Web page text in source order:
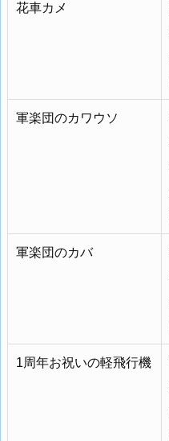
花車カメ
軍楽団のカワウソ
軍楽団のカバ
1周年お祝いの軽飛行機